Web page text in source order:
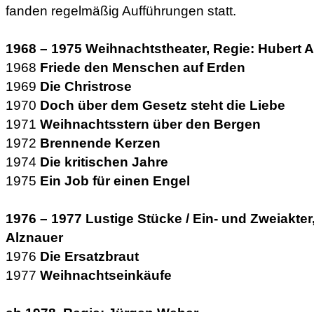
fanden regelmäßig Aufführungen statt.
1968 – 1975 Weihnachtstheater, Regie: Hubert
1968 Friede den Menschen auf Erden
1969 Die Christrose
1970 Doch über dem Gesetz steht die Liebe
1971 Weihnachtsstern über den Bergen
1972 Brennende Kerzen
1974 Die kritischen Jahre
1975 Ein Job für einen Engel
1976 – 1977 Lustige Stücke / Ein- und
Alznauer
1976 Die Ersatzbraut
1977 Weihnachtseinkäufe